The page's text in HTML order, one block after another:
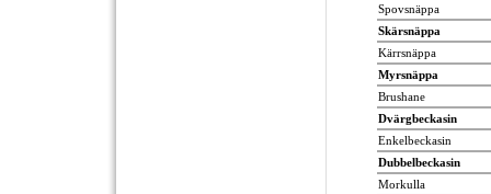
Spovsnäppa
Skärsnäppa
Kärrsnäppa
Myrsnäppa
Brushane
Dvärgbeckasin
Enkelbeckasin
Dubbelbeckasin
Morkulla